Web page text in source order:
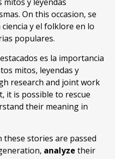
On this occasion, se
y el folklore en lo
populares.
es la importancia
mitos, leyendas y
research and joint work
it is possible to rescue
their meaning in
these stories are passed
analyze their